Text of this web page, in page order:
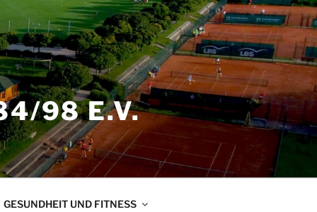
98 E.V.
GESUNDHEIT UND FITNESS